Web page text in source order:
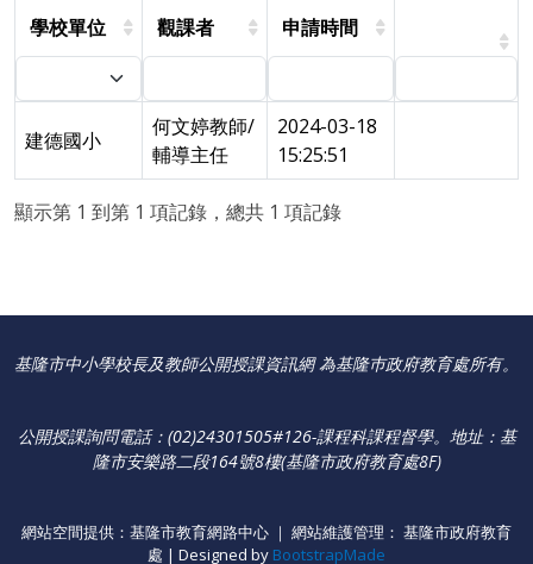
學校單位 觀課者 申請時間
建德國小
何文婷教師/
輔導主任
2024-03-18
15:25:51
顯示第 1 到第 1 項記錄，總共 1 項記錄
基隆市中小學校長及教師公開授課資訊網 為基隆巿政府教育處所有。
公開授課詢問電話：(02)24301505#126-課程科課程督學。 地址：基
隆市安樂路二段164號8樓(基隆市政府教育處8F)
網站空間提供：基隆市教育網路中心 ｜ 網站維護管理： 基隆市政府教育
處 | Designed by BootstrapMade